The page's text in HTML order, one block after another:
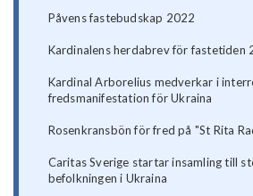
Påvens fastebudskap 2022
Kardinalens herdabrev för fastetiden
Kardinal Arborelius medverkar i
fredsmanifestation för Ukraina
Rosenkransbön för fred på "St Rita
Caritas Sverige startar insamling till
befolkningen i Ukraina